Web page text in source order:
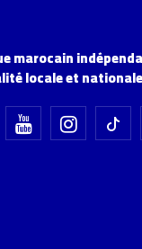
marocain
locale et